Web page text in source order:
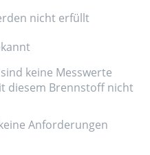
nicht erfüllt
keine Messwerte
diesem Brennstoff nicht
Anforderungen